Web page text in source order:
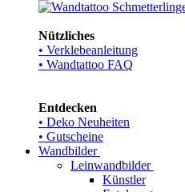
Nützliches
• Verklebeanleitung
• Wandtattoo FAQ
Entdecken
• Deko Neuheiten
• Gutscheine
Wandbilder
Leinwandbilder
Künstler